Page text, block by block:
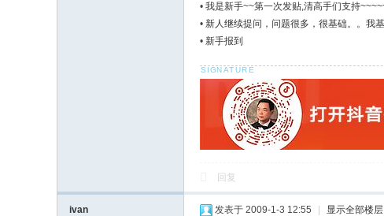
• 我是新手~~第一次发贴,清高手们支持
• 新人继续提问，问题很多，很基础。。我
• 新手报到
回复
ivan 发表于 2009-1-3 12:55 显示全部楼层